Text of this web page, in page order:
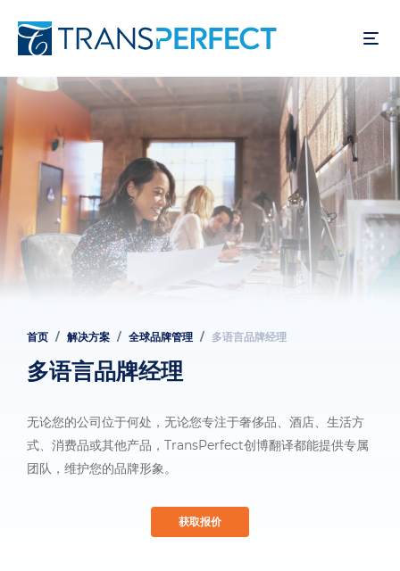
转
主
容
面
包
首页 解决方案 全球品牌管理 多语言品牌经理
多语言品牌经理
无论您的公司位于何处，无论您专注于奢侈品、酒店、生活方
式、消费品或其他产品，TransPerfect创博翻译都能提供专属
团队，维护您的品牌形象。
获取报价